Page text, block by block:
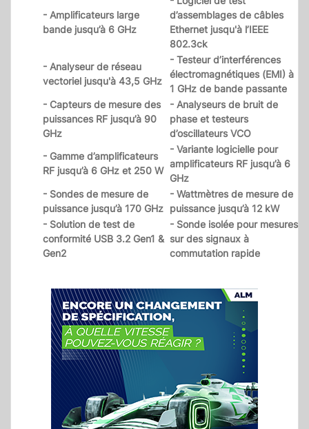
- Amplificateurs large
bande jusqu’à 6 GHz
d’assemblages de câbles
Ethernet jusqu'à l’IEEE
802.3ck
- Analyseur de réseau
vectoriel jusqu'à 43,5 GHz
- Testeur d’interférences
électromagnétiques (EMI) à
1 GHz de bande passante
- Capteurs de mesure des
puissances RF jusqu’à 90
GHz
- Analyseurs de bruit de
phase et testeurs
d’oscillateurs VCO
- Gamme d’amplificateurs
RF jusqu’à 6 GHz et 250 W
- Variante logicielle pour
amplificateurs RF jusqu’à 6
GHz
- Sondes de mesure de
puissance jusqu’à 170 GHz
- Wattmètres de mesure de
puissance jusqu’à 12 kW
- Solution de test de
conformité USB 3.2 Gen1 &
Gen2
- Sonde isolée pour mesures
sur des signaux à
commutation rapide